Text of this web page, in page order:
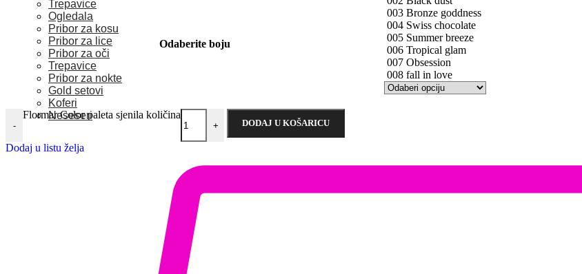
Trepavice
Ogledala
Pribor za kosu
Pribor za lice
Pribor za oči
Trepavice
Pribor za nokte
Gold setovi
Koferi
Neseseri
Odaberite boju
003 Bronze goddness
004 Swiss chocolate
005 Summer breeze
006 Tropical glam
007 Obsession
008 fall in love
-
Flormar Color paleta sjenila količina
+ DODAJ U KOŠARICU
Dodaj u listu želja